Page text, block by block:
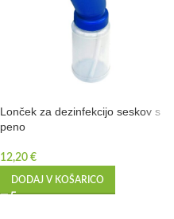
Lonček za dezinfekcijo seskov s
peno
12,20 €
DODAJ V KOŠARICO